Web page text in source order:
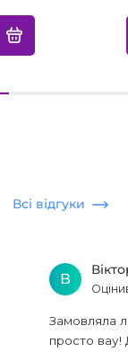
Всі відгуки
В
Замовляла
просто вау!